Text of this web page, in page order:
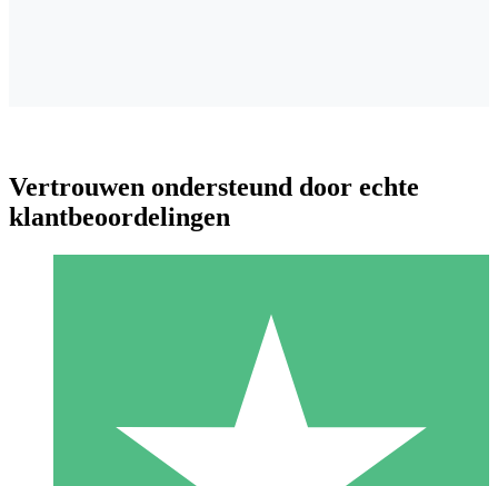
Individuele Creditpakketten
Betaal per gebruik met downloadtegoeden. Geen maandelijkse
Vertrouwen ondersteund door echte
klantbeoordelingen